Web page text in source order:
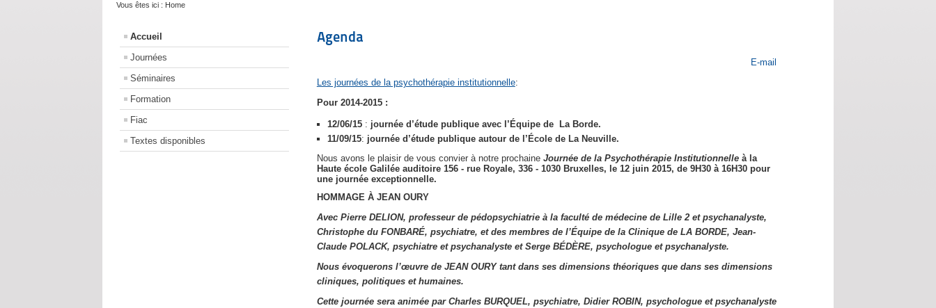
Vous êtes ici : Home
Accueil
Journées
Séminaires
Formation
Fiac
Textes disponibles
Agenda
E-mail
Les journées de la psychothérapie institutionnelle:
Pour 2014-2015 :
12/06/15: journée d’étude publique avec l’Équipe de La Borde.
11/09/15: journée d’étude publique autour de l’École de La Neuville.
Nous avons le plaisir de vous convier à notre prochaine Journée de la Psychothérapie Institutionnelleà la
Haute école Galilée​ ​auditoire 156​ ​- rue Royale, 336 - 1030 Bruxelles, le 12 juin 2015, de 9H30 à 16H30 pour
une journée exceptionnelle.
HOMMAGE À JEAN OURY
Avec Pierre DELION, professeur de pédopsychiatrie à la faculté de médecine de Lille 2 et psychanalyste,
Christophe du FONBARÉ, psychiatre, et des membres de l’Équipe de la Clinique de LA BORDE, Jean-
Claude POLACK, psychiatre et psychanalyste et Serge BÉDÈRE, psychologue et psychanalyste.
Nous évoquerons l’œuvre de JEAN OURY tant dans ses dimensions théoriques que dans ses dimensions
cliniques, politiques et humaines.
Cette journée sera animée par Charles BURQUEL, psychiatre, Didier ROBIN, psychologue et psychanalyste